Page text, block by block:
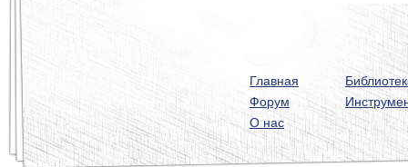
Главная
Форум
О нас